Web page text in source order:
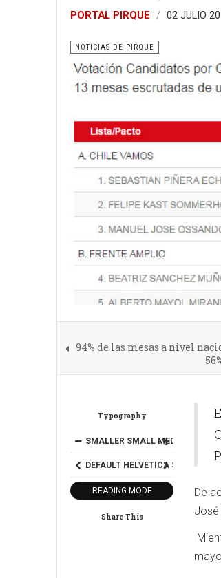
PORTAL PIRQUE 02 JULIO
NOTICIAS DE PIRQUE
94% de las mesas a nivel
Typography
SMALLER SMALL MEDIUM
DEFAULT HELVETICA SEGOE
READING MODE
Share This
De
José